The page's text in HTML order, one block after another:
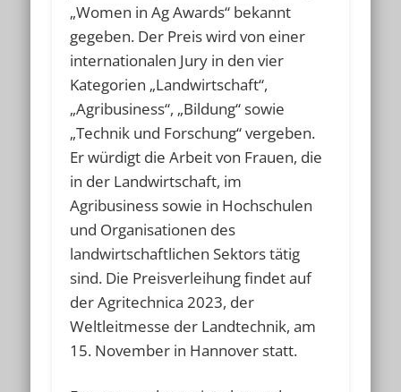
„Women in Ag Awards“ bekannt
gegeben. Der Preis wird von einer
internationalen Jury in den vier
Kategorien „Landwirtschaft“,
„Agribusiness“, „Bildung“ sowie
„Technik und Forschung“ vergeben.
Er würdigt die Arbeit von Frauen, die
in der Landwirtschaft, im
Agribusiness sowie in Hochschulen
und Organisationen des
landwirtschaftlichen Sektors tätig
sind. Die Preisverleihung findet auf
der Agritechnica 2023, der
Weltleitmesse der Landtechnik, am
15. November in Hannover statt.